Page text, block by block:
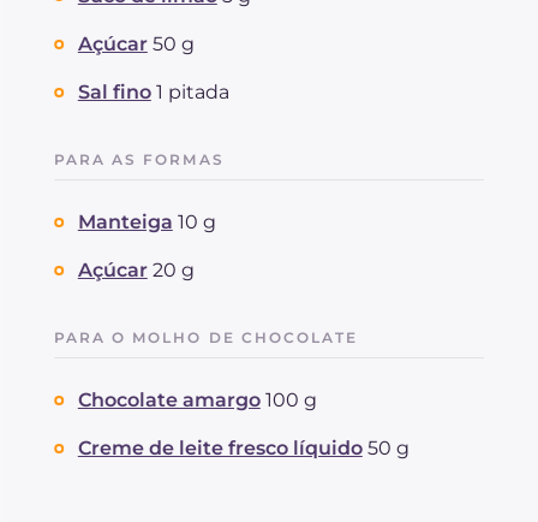
Açúcar 50 g
Sal fino 1 pitada
PARA AS FORMAS
Manteiga 10 g
Açúcar 20 g
PARA O MOLHO DE CHOCOLATE
Chocolate amargo 100 g
Creme de leite fresco líquido 50 g